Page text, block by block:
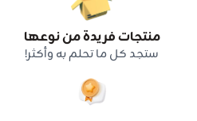
منتجات فريدة من نوعها
ستجد كل ما تحلم به وأكثر!